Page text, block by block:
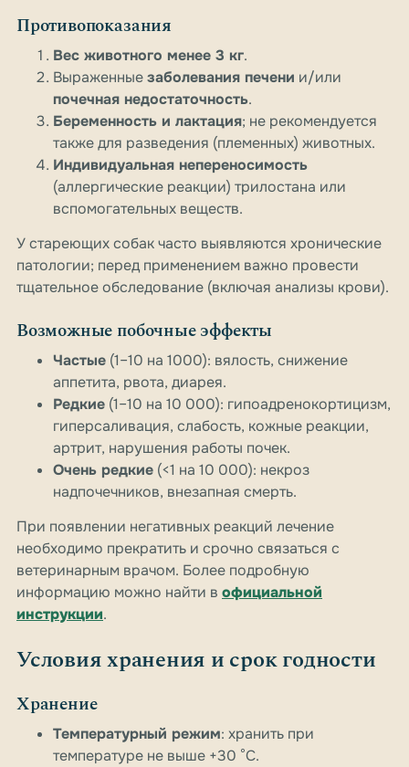
Противопоказания
Вес животного менее 3 кг.
Выраженныезаболевания печени и/или
почечная недостаточность.
Беременность и лактация; не рекомендуется
также для разведения (племенных) животных.
Индивидуальная непереносимость
(аллергические реакции) трилостана или
вспомогательных веществ.
У стареющих собак часто выявляются хронические
патологии; перед применением важно провести
тщательное обследование (включая анализы крови).
Возможные побочные эффекты
Частые (1–10 на 1000): вялость, снижение
аппетита, рвота, диарея.
Редкие (1–10 на 10 000): гипоадренокортицизм,
гиперсаливация, слабость, кожные реакции,
артрит, нарушения работы почек.
Очень редкие (<1 на 10 000): некроз
надпочечников, внезапная смерть.
При появлении негативных реакций лечение
необходимо прекратить и срочно связаться с
ветеринарным врачом. Более подробную
информацию можно найти в официальной
инструкции.
Условия хранения и срок годности
Хранение
Температурный режим: хранить при
температуре не выше +30 °C.